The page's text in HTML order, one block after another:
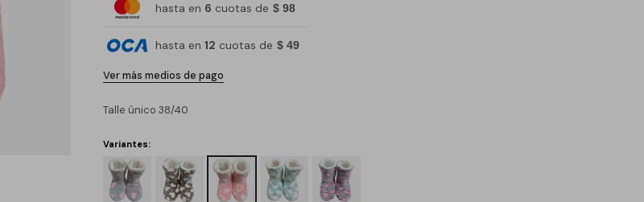
hasta en 6 cuotas de $ 98
hasta en 12 cuotas de $ 49
Ver más medios de pago
Talle único 38/40
Variantes: